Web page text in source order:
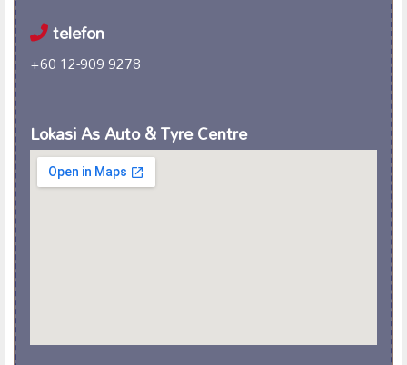
telefon
+60 12-909 9278
Lokasi As Auto & Tyre Centre